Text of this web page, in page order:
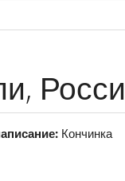
Кончинка